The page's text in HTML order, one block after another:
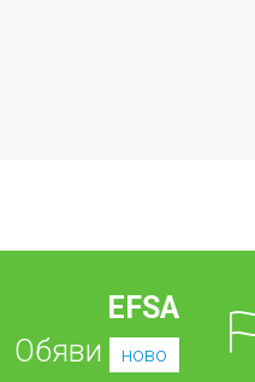
EFSA
Обяви
ново